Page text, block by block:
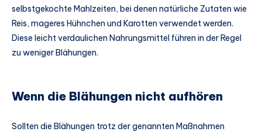
selbstgekochte Mahlzeiten, bei denen natürliche Zutaten wie
Reis, mageres Hühnchen und Karotten verwendet werden.
Diese leicht verdaulichen Nahrungsmittel führen in der Regel
zu weniger Blähungen.
Wenn die Blähungen nicht aufhören
Sollten die Blähungen trotz der genannten Maßnahmen